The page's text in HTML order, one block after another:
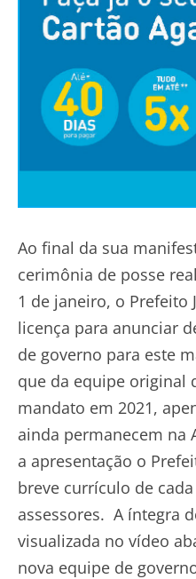
Ao final da sua
cerimônia de posse
1 de janeiro, o Prefeito
licença para anunciar
de governo para este
que da equipe original
mandato em 2021,
ainda permanecem na
a apresentação o
breve currículo de
assessores. A íntegra
visualizada no vídeo
nova equipe de